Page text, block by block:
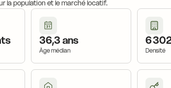
la population et le marché locatif.
36,3 ans
Âge médian
6
Densité